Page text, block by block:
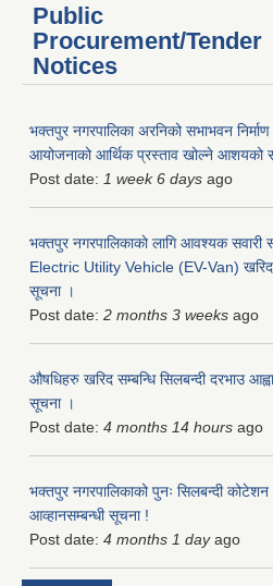
Public
Procurement/Tender
Notices
भक्तपुर नगरपालिका अरनिको सभाभवन निर्माण
आयोजनाको आर्थिक प्रस्ताव खोल्ने आशयको
Post date: 1 week 6 days ago
भक्तपुर नगरपालिकाकाे लागि आवश्यक सवारी
Electric Utility Vehicle (EV-Van) खरिद
सूचना ।
Post date: 2 months 3 weeks ago
औषधिहरु खरिद सम्बन्धि सिलबन्दी दरभाउ
सूचना ।
Post date: 4 months 14 hours ago
भक्तपुर नगरपालिकाको पुनः सिलबन्दी कोटेशन
आव्हानसम्बन्धी सूचना !
Post date: 4 months 1 dayago